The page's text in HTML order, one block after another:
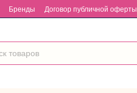
Бренды Договор публичной оферты